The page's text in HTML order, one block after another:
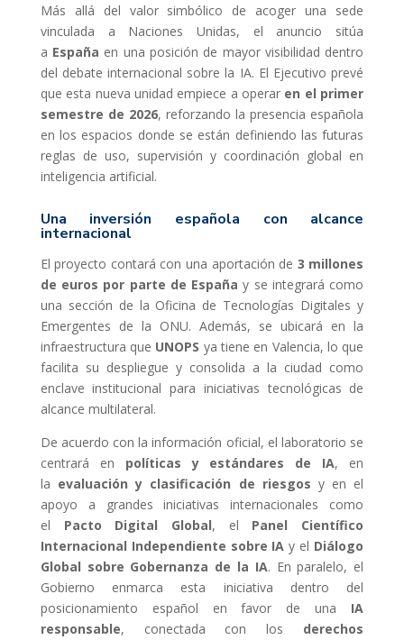
Más allá del valor simbólico de acoger una sede
vinculada a Naciones Unidas, el anuncio sitúa
a España en una posición de mayor visibilidad dentro
del debate internacional sobre la IA. El Ejecutivo prevé
que esta nueva unidad empiece a operar en el primer
semestre de 2026, reforzando la presencia española
en los espacios donde se están definiendo las futuras
reglas de uso, supervisión y coordinación global en
inteligencia artificial.
Una inversión española con alcance
internacional
El proyecto contará con una aportación de 3 millones
de euros por parte de España y se integrará como
una sección de la Oficina de Tecnologías Digitales y
Emergentes de la ONU. Además, se ubicará en la
infraestructura que UNOPS ya tiene en Valencia, lo que
facilita su despliegue y consolida a la ciudad como
enclave institucional para iniciativas tecnológicas de
alcance multilateral.
De acuerdo con la información oficial, el laboratorio se
centrará en políticas y estándares de IA, en
la evaluación y clasificación de riesgos y en el
apoyo a grandes iniciativas internacionales como
el Pacto Digital Global, el Panel Científico
Internacional Independiente sobre IA y el Diálogo
Global sobre Gobernanza de la IA. En paralelo, el
Gobierno enmarca esta iniciativa dentro del
posicionamiento español en favor de una IA
responsable, conectada con los derechos